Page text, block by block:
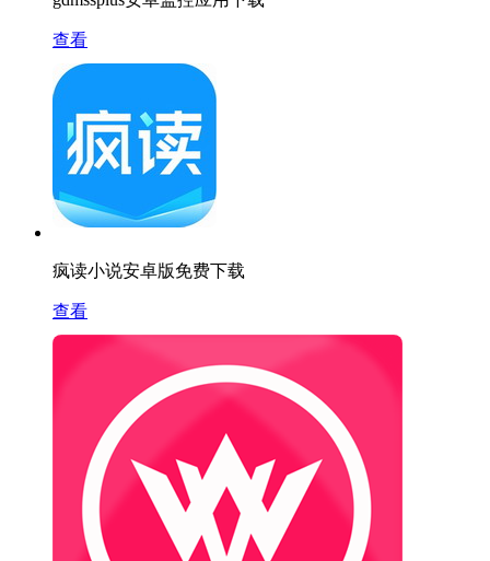
查看
疯读小说安卓版免费下载
查看